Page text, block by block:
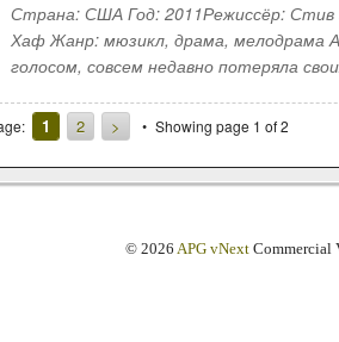
Страна: США Год: 2011Режиссёр:
Хаф Жанр: мюзикл, драма, мелодрама
голосом, совсем недавно потеряла
1 2 > Showing page 1 of 2
© 2026APG vNext Commercial